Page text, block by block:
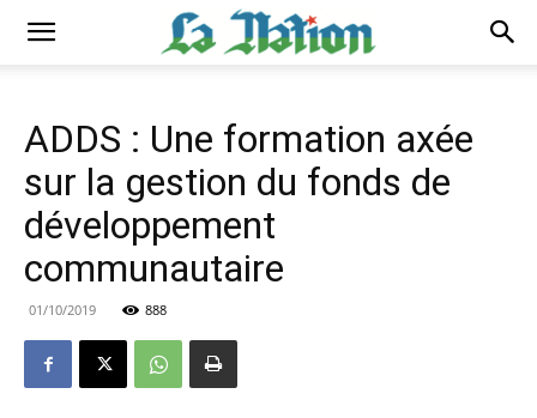
ADDS : Une formation axée
sur la gestion du fonds de
développement
communautaire
01/10/2019 888